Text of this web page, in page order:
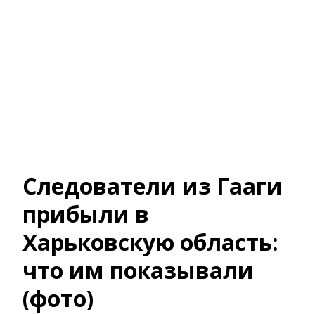
Следователи из Гааги
прибыли в
Харьковскую область:
что им показывали
(фото)